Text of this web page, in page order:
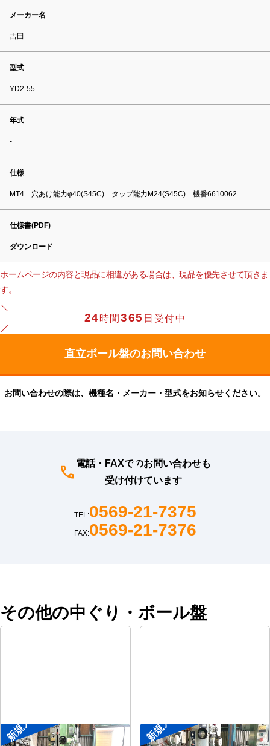
メーカー名
吉田
型式
YD2-55
年式
-
仕様
MT4 穴あけ能力φ40(S45C) タップ能力M24(S45C) 機番6610062
仕様書(PDF)
ダウンロード
ホームページの内容と現品に相違がある場合は、現品を優先させて頂きま
す。
24時間365 日受付中
お問い合わせの際は、機種名・メーカー・型式をお知らせください。
電話・FAXでのお問い合わせも
受け付けています
TEL:0569-21-7375
FAX:0569-21-7376
その他の中ぐり・ボール盤
新規入荷
直立ボール盤 新規入荷
直立ボール盤